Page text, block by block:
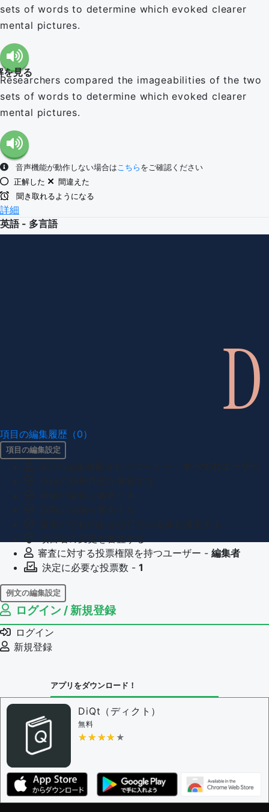
sets of words to determine which evoked clearer
mental pictures.
を見る
Researchers compared the imageabilities of the two
sets of words to determine which evoked clearer
mental pictures.
音声機能が動作しない場合は こちら をご確認ください
正解した
間違えた
聞き取れるようになる
詳細
英語 - 多言語
項目の編集履歴（0）
項目の編集設定
審査に対する投票権限を持つユーザー - 編集者
決定に必要な投票数 - 1
例文の編集設定
例文の編集権限を持つユーザー -
例文の削除を審査する
審査に対する投票権限を持つユーザー -
決定に必要な投票数 -
問題の編集権限を持つユーザー -すべてのユーザー
審査に対する投票権限を持つユーザー -
決定に必要な投票数 -
編集ガイドライン
ログイン / 新規登録
ログイン
新規登録
アプリをダウンロード！
DiQt（ディクト）
無料
★★★★★
★★★★★